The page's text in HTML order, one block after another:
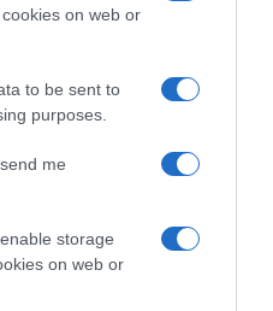
on web or
to be sent to
purposes.
me
storage
on web or